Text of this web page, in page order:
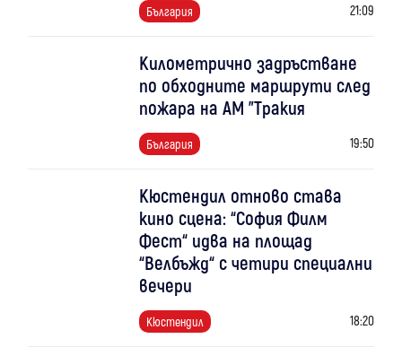
България 21:09
Километрично задръстване
по обходните маршрути след
пожара на АМ "Тракия
България 19:50
Кюстендил отново става
кино сцена: “София Филм
Фест“ идва на площад
“Велбъжд“ с четири специални
вечери
Кюстендил 18:20